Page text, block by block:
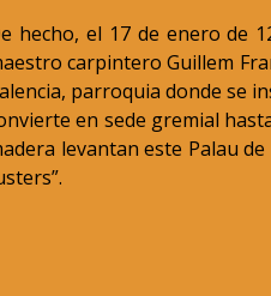
hecho, el 17 de enero de
carpintero Guillem
parroquia donde se
en sede gremial
levantan este Palau